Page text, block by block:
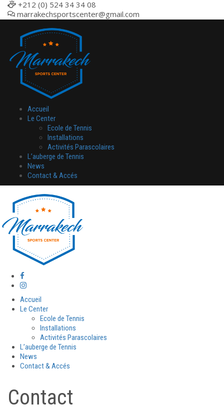
+212 (0) 524 34 34 08
marrakechsportscenter@gmail.com
Accueil
Le Center
Ecole de Tennis
Installations
Activités Parascolaires
L’auberge de Tennis
News
Contact & Accés
Accueil
Le Center
Ecole de Tennis
Installations
Activités Parascolaires
L’auberge de Tennis
News
Contact & Accés
Contact